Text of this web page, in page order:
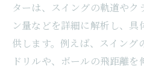
ターは、スイングの軌道や
ン量などを詳細に解析し、
供します。例えば、スイング
ドリルや、ボールの飛距離